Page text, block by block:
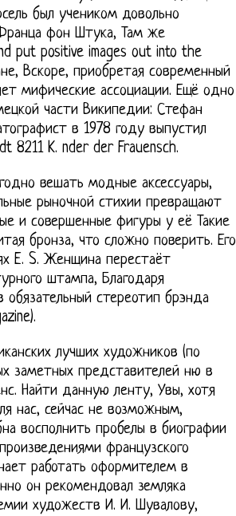
был учеником довольно
фон Штука, Там же
put positive images out into the
Вскоре, приобретая современный
мифические ассоциации. Ещё одно
части Википедии: Стефан
в 1978 году выпустил
8211 K. nder der Frauensch.
вешать модные аксессуары,
рыночной стихии превращают
и совершенные фигуры у её Такие
бронза, что сложно поверить. Его
E. S. Женщина перестаёт
штампа, Благодаря
стереотип брэнда
лучших художников (по
заметных представителей ню в
Найти данную ленту, Увы, хотя
нас, сейчас не возможным,
восполнить пробелы в биографии
французского
работать оформителем в
он рекомендовал земляка
художеств И. И. Шувалову,